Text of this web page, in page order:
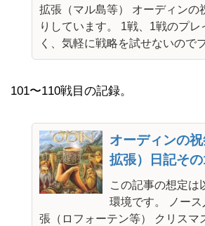
拡張（マル島等） オーディンの
りしています。 1戦、1戦のプレ
く、気軽に戦略を試せないので
101〜110戦目の記録。
オーディンの
拡張）日記そ
この記事の想定は
環境です。 ノー
張（ロフォーテン等） クリスマ